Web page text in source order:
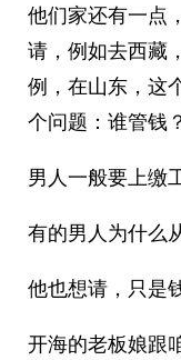
他们家还有一点
请，例如去西藏
例，在山东，这
个问题：谁管钱？
男人一般要上缴
有的男人为什么
他也想请，只是
开海的老板娘跟